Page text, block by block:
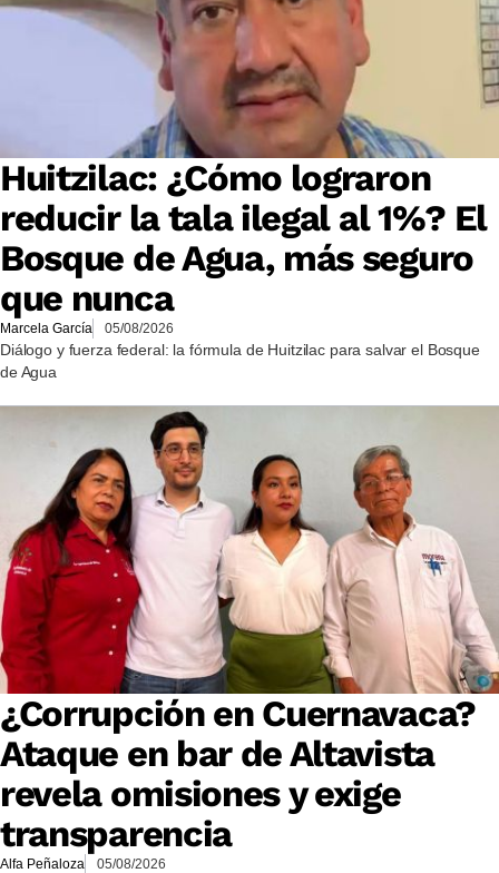
Huitzilac: ¿Cómo lograron
reducir la tala ilegal al 1%? El
Bosque de Agua, más seguro
que nunca
Marcela García 05/08/2026
Diálogo y fuerza federal: la fórmula de Huitzilac para salvar el Bosque
de Agua
¿Corrupción en Cuernavaca?
Ataque en bar de Altavista
revela omisiones y exige
transparencia
Alfa Peñaloza 05/08/2026